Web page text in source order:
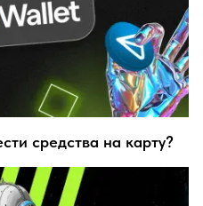
средства на карту?